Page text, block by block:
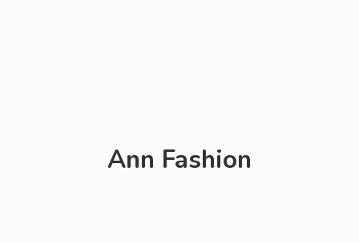
Ann Fashion